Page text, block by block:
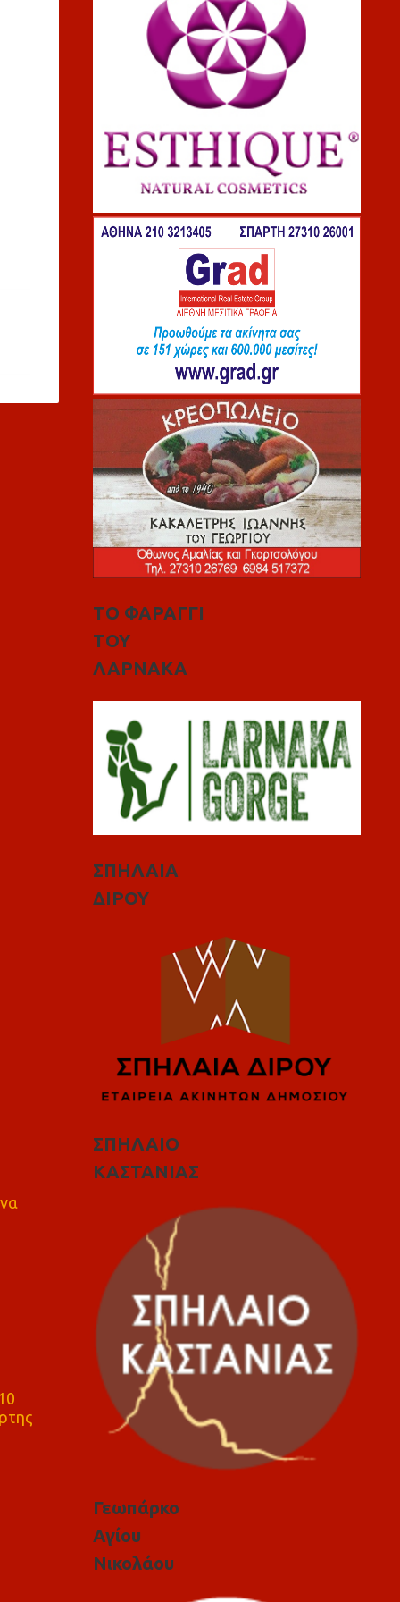
ΤΟ ΦΑΡΑΓΓΙ
ΤΟΥ
ΛΑΡΝΑΚΑ
ΣΠΗΛΑΙΑ
ΔΙΡΟΥ
ΣΠΗΛΑΙΟ
ΚΑΣΤΑΝΙΑΣ
Γεωπάρκο
Αγίου
Νικολάου